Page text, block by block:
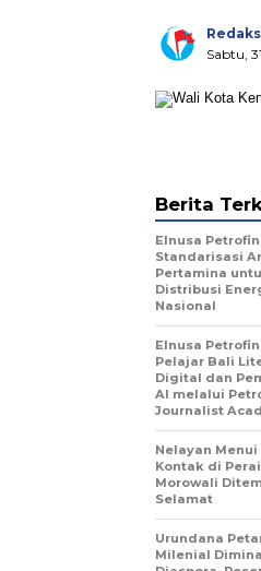
Sabtu,
Berita
Elnusa
Standarisasi
Pertamina
Distribusi
Nasional
Elnusa
Pelajar Bali
Digital dan
AI melalui
Journalist
Nelayan
Kontak di
Morowali
Selamat
Urundana
Milenial